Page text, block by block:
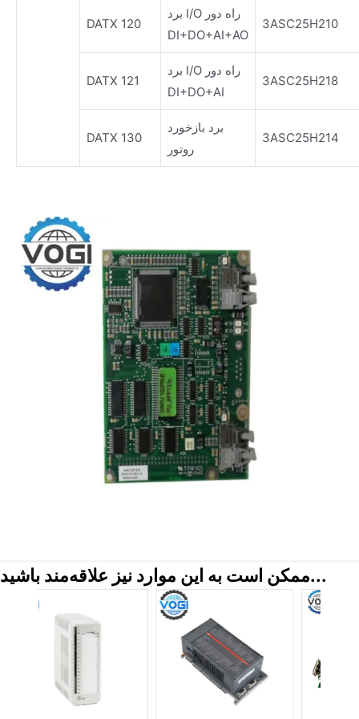
DATX 120
برد I/O راه دور
DI+DO+AI+AO
3ASC25H210
DATX 121
برد I/O راه دور
DI+DO+AI
3ASC25H218
DATX 130
برد بازخورد
روتور
3ASC25H214
ممکن است به این موارد نیز علاقه‌مند باشید...